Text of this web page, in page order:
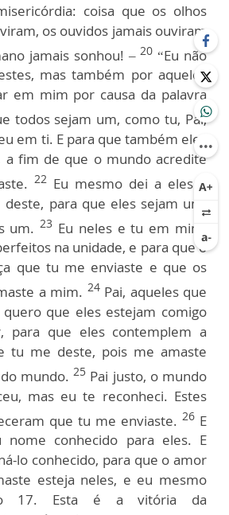
coisa que os olhos
os ouvidos jamais ouviram
jamais sonhou! – 20 “Eu não
mas também por aqueles
em mim por causa da palavra
todos sejam um, como tu, Pai,
em ti. E para que também eles
a fim de que o mundo acredite
22 Eu mesmo dei a eles a
para que eles sejam um,
um. 23 Eu neles e tu em mim,
na unidade, e para que o
que tu me enviaste e que os
a mim. 24 Pai, aqueles que
que eles estejam comigo
para que eles contemplem a
tu me deste, pois me amaste
mundo. 25 Pai justo, o mundo
mas eu te reconheci. Estes
que tu me enviaste. 26 E
conhecido para eles. E
lo conhecido, para que o amor
esteja neles, e eu mesmo
17.
Esta é a vitória da